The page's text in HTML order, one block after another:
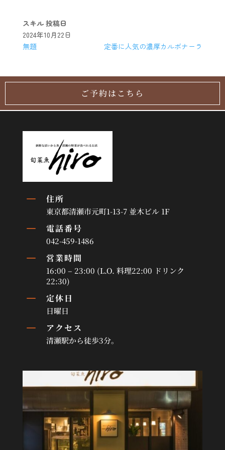
スキル 投稿日
2024年10月22日
無題
定番に人気の濃厚カルボナーラ
ご予約はこちら
K 住所
東京都清瀬市元町1-13-7 並木ビル 1F
K 電話番号
042-459-1486
K 営業時間
16:00 – 23:00 (L.O. 料理22:00 ドリンク
22:30)
K 定休日
日曜日
K アクセス
清瀬駅から徒歩3分。